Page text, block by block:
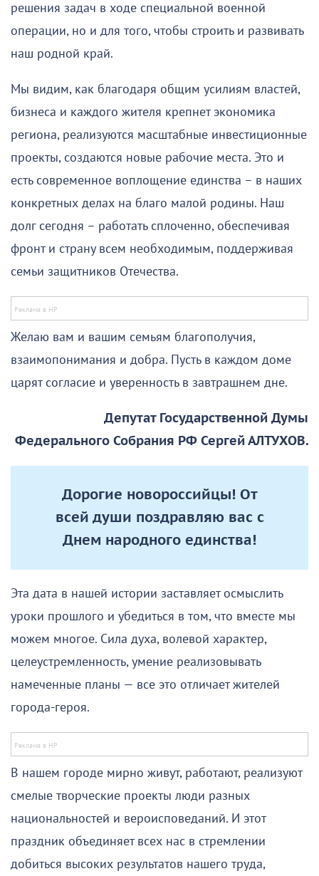
решения задач в ходе специальной военной
операции, но и для того, чтобы строить и развивать
наш родной край.
Мы видим, как благодаря общим усилиям властей,
бизнеса и каждого жителя крепнет экономика
региона, реализуются масштабные инвестиционные
проекты, создаются новые рабочие места. Это и
есть современное воплощение единства – в наших
конкретных делах на благо малой родины. Наш
долг сегодня – работать сплоченно, обеспечивая
фронт и страну всем необходимым, поддерживая
семьи защитников Отечества.
Желаю вам и вашим семьям благополучия,
взаимопонимания и добра. Пусть в каждом доме
царят согласие и уверенность в завтрашнем дне.
Депутат Государственной Думы
Федерального Собрания РФ Сергей АЛТУХОВ.
Дорогие новороссийцы! От
всей души поздравляю вас с
Днем народного единства!
Эта дата в нашей истории заставляет осмыслить
уроки прошлого и убедиться в том, что вместе мы
можем многое. Сила духа, волевой характер,
целеустремленность, умение реализовывать
намеченные планы — все это отличает жителей
города-героя.
В нашем городе мирно живут, работают, реализуют
смелые творческие проекты люди разных
национальностей и вероисповеданий. И этот
праздник объединяет всех нас в стремлении
добиться высоких результатов нашего труда,